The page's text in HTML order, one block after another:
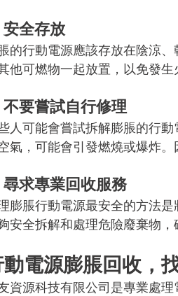
安全存放
的行動電源應該存放在陰涼
他可燃物一起放置，以免發生
不要嘗試自行修理
人可能會嘗試拆解膨脹的行
氣，可能會引發燃燒或爆炸。
尋求專業回收服務
膨脹行動電源最安全的方法
安全拆解和處理危險廢棄物，
電源膨脹回收，
資源科技有限公司是專業處